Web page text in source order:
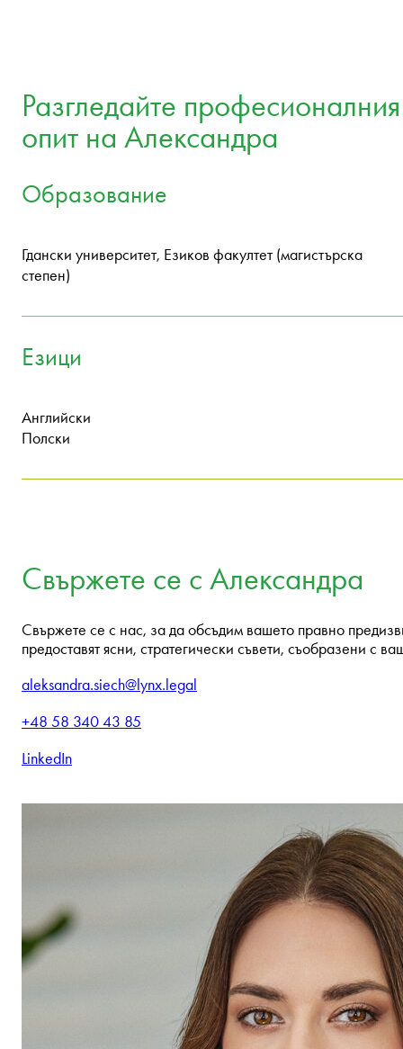
Разгледайте професионалния
опит на Александра
Образование
Гдански университет, Езиков факултет (магистърска
степен)
Езици
Английски
Полски
Свържете се с Александра
Свържете се с нас, за да обсъдим вашето правно
предоставят ясни, стратегически съвети, съобразени с
aleksandra.siech@lynx.legal
+48 58 340 43 85
LinkedIn